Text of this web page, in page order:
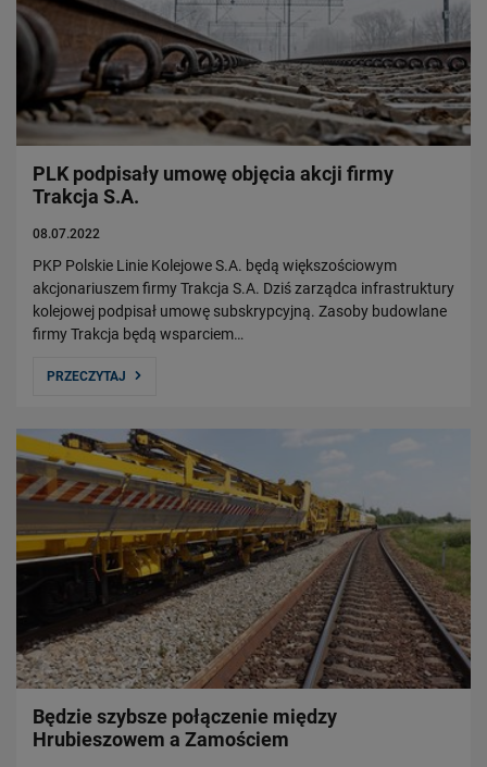
PLK podpisały umowę objęcia akcji firmy
Trakcja S.A.
08.07.2022
PKP Polskie Linie Kolejowe S.A. będą większościowym
akcjonariuszem firmy Trakcja S.A. Dziś zarządca infrastruktury
kolejowej podpisał umowę subskrypcyjną. Zasoby budowlane
firmy Trakcja będą wsparciem…
PRZECZYTAJ
Będzie szybsze połączenie między
Hrubieszowem a Zamościem